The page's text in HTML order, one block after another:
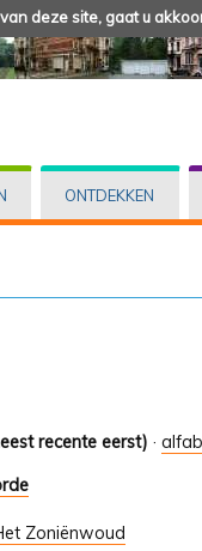
deze site, gaat u
ONTDEKKEN
recente eerst) ·
Zoniënwoud